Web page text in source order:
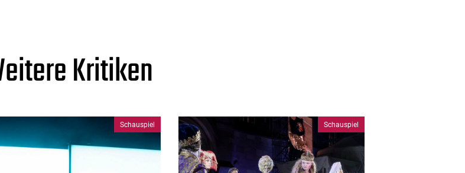
Kritiken
Schauspiel Schauspiel